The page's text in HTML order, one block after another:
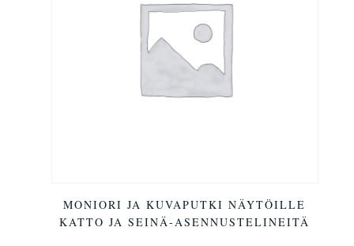
MONIORI JA KUVAPUTKI NÄYTÖILLE
KATTO JA SEINÄ-ASENNUSTELINEITÄ